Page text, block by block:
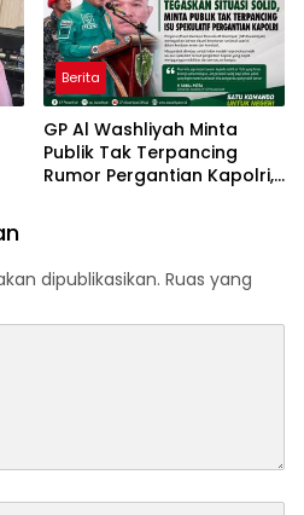
Berita
GP Al Washliyah Minta
Publik Tak Terpancing
Rumor Pergantian Kapolri,
dipublikasikan. Ruas yang